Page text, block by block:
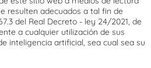
resulten adecuados a tal fin de
del Real Decreto - ley 24/2021, de
a cualquier utilización de sus
inteligencia artificial, sea cual sea su